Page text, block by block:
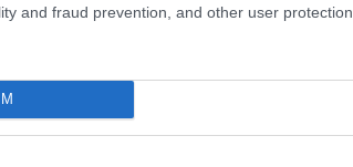
and fraud prevention, and other user protection.